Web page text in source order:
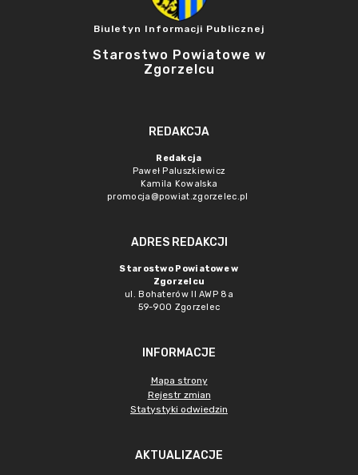
Biuletyn Informacji Publicznej
Starostwo Powiatowe w
Zgorzelcu
REDAKCJA
Redakcja
Paweł Paluszkiewicz
Kamila Kowalska
promocja@powiat.zgorzelec.pl
ADRES REDAKCJI
Starostwo Powiatowe w
Zgorzelcu
ul. Bohaterów II AWP 8a
59-900 Zgorzelec
INFORMACJE
Mapa strony
Rejestr zmian
Statystyki odwiedzin
AKTUALIZACJE